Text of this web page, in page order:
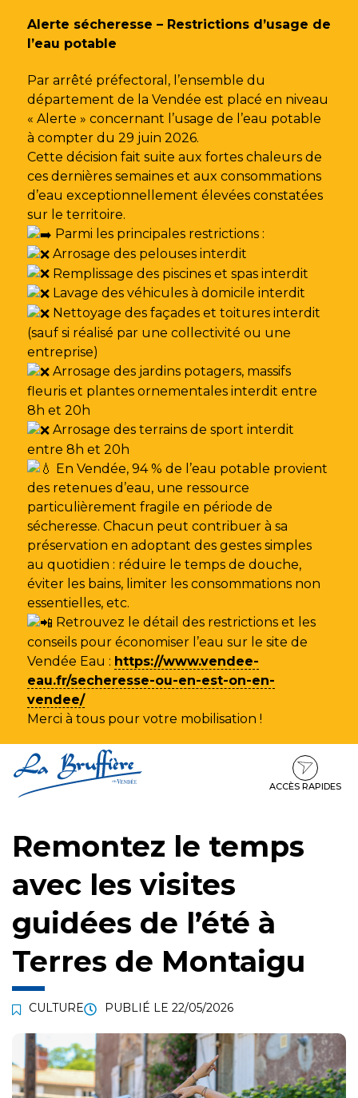
Alerte sécheresse – Restrictions d’usage de
l’eau potable
Par arrêté préfectoral, l’ensemble du
département de la Vendée est placé en niveau
« Alerte » concernant l’usage de l’eau potable
à compter du 29 juin 2026.
Cette décision fait suite aux fortes chaleurs de
ces dernières semaines et aux consommations
d’eau exceptionnellement élevées constatées
sur le territoire.
Parmi les principales restrictions :
Arrosage des pelouses interdit
Remplissage des piscines et spas interdit
Lavage des véhicules à domicile interdit
Nettoyage des façades et toitures interdit
(sauf si réalisé par une collectivité ou une
entreprise)
Arrosage des jardins potagers, massifs
fleuris et plantes ornementales interdit entre
8h et 20h
Arrosage des terrains de sport interdit
entre 8h et 20h
En Vendée, 94 % de l’eau potable provient
des retenues d’eau, une ressource
particulièrement fragile en période de
sécheresse. Chacun peut contribuer à sa
préservation en adoptant des gestes simples
au quotidien : réduire le temps de douche,
éviter les bains, limiter les consommations non
essentielles, etc.
Retrouvez le détail des restrictions et les
conseils pour économiser l’eau sur le site de
Vendée Eau : https://www.vendee-
eau.fr/secheresse-ou-en-est-on-en-
vendee/
Merci à tous pour votre mobilisation !
au
contenu
au
ACCÈS RAPIDES
Remontez le temps
avec les visites
guidées de l’été à
Terres de Montaigu
CULTURE PUBLIÉ LE 22/05/2026